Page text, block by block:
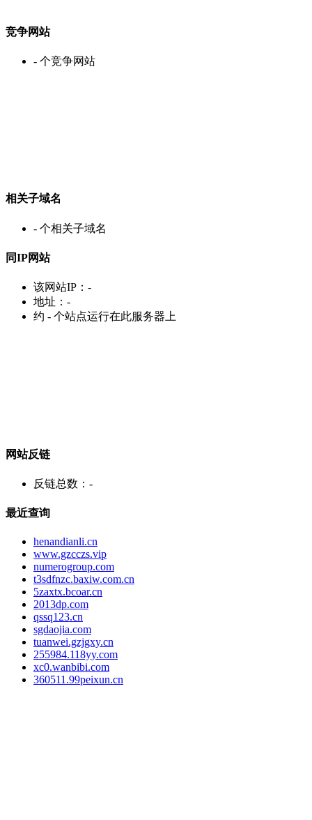
竞争网站
- 个竞争网站
相关子域名
- 个相关子域名
同IP网站
该网站IP： -
地址： -
约 - 个站点运行在此服务器上
网站反链
反链总数： -
最近查询
henandianli.cn
www.gzcczs.vip
numerogroup.com
t3sdfnzc.baxiw.com.cn
5zaxtx.bcoar.cn
2013dp.com
qssq123.cn
sgdaojia.com
tuanwei.gzjgxy.cn
255984.118yy.com
xc0.wanbibi.com
360511.99peixun.cn